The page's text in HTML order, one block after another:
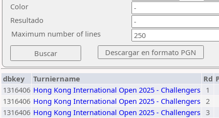
Color
Resultado
Maximum number of lines
dbkey Turniername Rd
1316406 Hong Kong International Open 2025 - Challengers 1
1316406 Hong Kong International Open 2025 - Challengers 2
1316406 Hong Kong International Open 2025 - Challengers 3